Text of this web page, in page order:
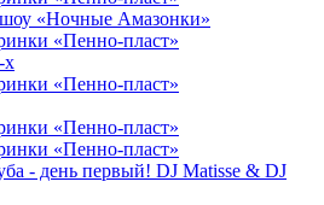
«Ночные Амазонки»
«Пенно-пласт»
х
«Пенно-пласт»
«Пенно-пласт»
«Пенно-пласт»
- день первый! DJ Matisse & DJ